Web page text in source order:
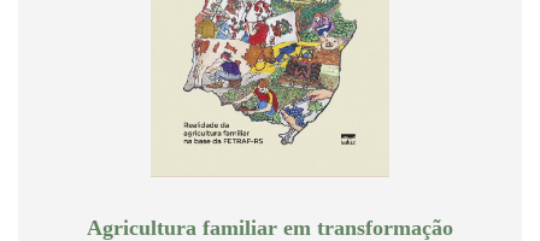
Agricultura familiar em transformação